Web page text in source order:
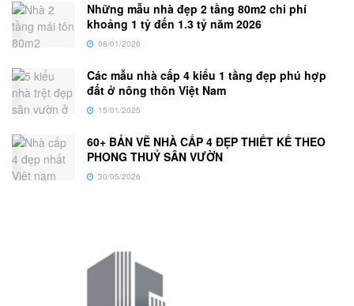
Những mẫu nhà đẹp 2 tầng 80m2 chi phí
khoảng 1 tỷ đến 1.3 tỷ năm 2026
08/01/2026
Các mẫu nhà cấp 4 kiểu 1 tầng đẹp phú hợp
đất ở nông thôn Việt Nam
15/01/2025
60+ BẢN VẼ NHÀ CẤP 4 ĐẸP THIẾT KẾ THEO
PHONG THUỶ SÂN VƯỜN
30/05/2026